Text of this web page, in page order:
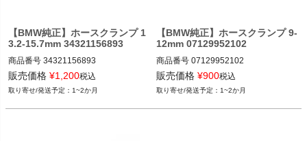
【BMW純正】ホースクランプ 1
3.2-15.7mm 34321156893
商品番号 34321156893
34321156893
販売価格 ¥1,200税込
1~2か月
【BMW純正】ホースクランプ 9-
12mm 07129952102
商品番号 07129952102
07129952102
販売価格 ¥900税込
1~2か月